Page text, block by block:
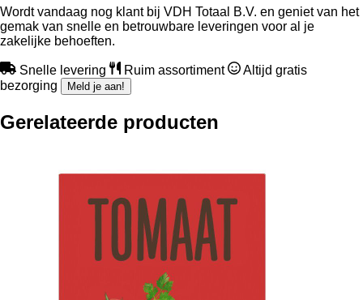
Wordt vandaag nog klant bij VDH Totaal B.V. en geniet van het
gemak van snelle en betrouwbare leveringen voor al je
zakelijke behoeften.
Snelle levering Ruim assortiment
Altijd gratis
bezorging
Meld je aan!
Gerelateerde producten